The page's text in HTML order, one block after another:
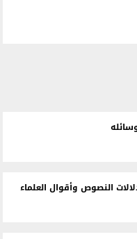
النصوص وأقوال العلماء